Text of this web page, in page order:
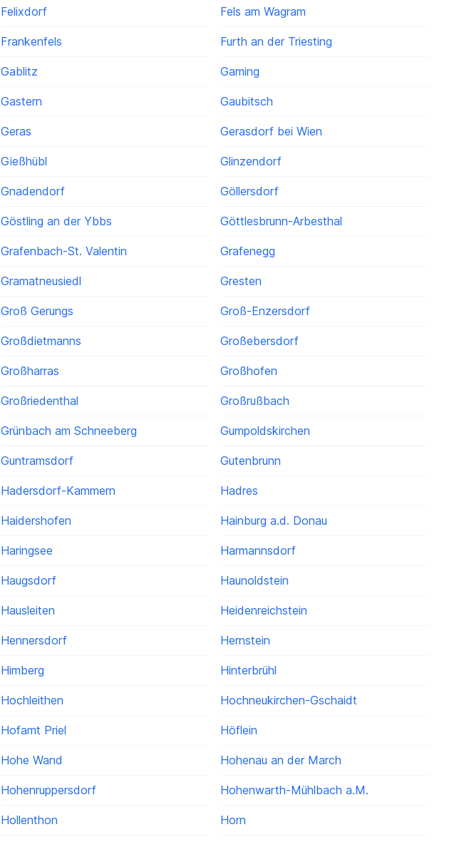
Felixdorf Fels am Wagram
Frankenfels Furth an der Triesting
Gablitz Gaming
Gastern Gaubitsch
Geras Gerasdorf bei Wien
Gießhübl Glinzendorf
Gnadendorf Göllersdorf
Göstling an der Ybbs Göttlesbrunn-Arbesthal
Grafenbach-St. Valentin Grafenegg
Gramatneusiedl Gresten
Groß Gerungs Groß-Enzersdorf
Großdietmanns Großebersdorf
Großharras Großhofen
Großriedenthal Großrußbach
Grünbach am Schneeberg Gumpoldskirchen
Guntramsdorf Gutenbrunn
Hadersdorf-Kammern Hadres
Haidershofen Hainburg a.d. Donau
Haringsee Harmannsdorf
Haugsdorf Haunoldstein
Hausleiten Heidenreichstein
Hennersdorf Hernstein
Himberg Hinterbrühl
Hochleithen Hochneukirchen-Gschaidt
Hofamt Priel Höflein
Hohe Wand Hohenau an der March
Hohenruppersdorf Hohenwarth-Mühlbach a.M.
Hollenthon Horn